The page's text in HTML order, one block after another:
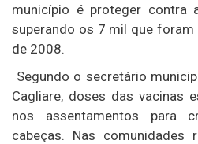
município é proteger contra
superando os 7 mil que foram
de 2008.
Segundo o secretário
Cagliare, doses das vacinas
nos assentamentos para
cabeças. Nas comunidades